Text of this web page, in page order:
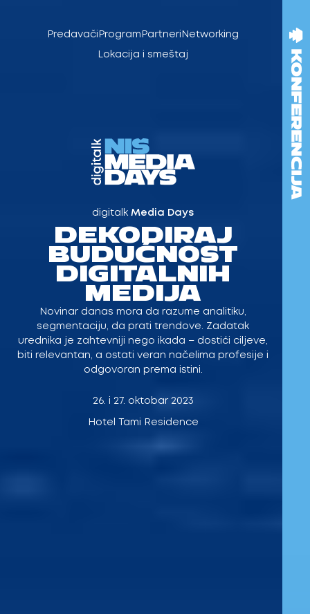
Predavači Program Partneri Networking
Lokacija i smeštaj
digitalk Media Days
DEKODIRAJ
BUDUĆNOST
DIGITALNIH
MEDIJA
Novinar danas mora da razume analitiku,
segmentaciju, da prati trendove. Zadatak
urednika je zahtevniji nego ikada – dostići ciljeve,
biti relevantan, a ostati veran načelima profesije i
odgovoran prema istini.
26. i 27. oktobar 2023
Hotel Tami Residence